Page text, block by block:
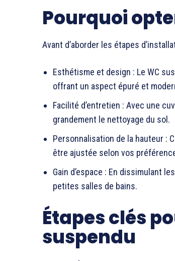
Pourquoi
Avant d’aborder les étapes
Esthétisme et design : Le WC
offrant un aspect épuré et
Facilité d’entretien : Avec une
grandement le nettoyage du sol.
Personnalisation de la hauteur :
être ajustée selon vos
Gain d’espace : En dissimulant
petites salles de bains.
Étapes clés
suspendu